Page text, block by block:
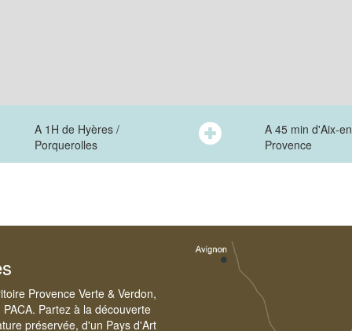
A 1H de Hyères /
Porquerolles
A 45 min d'Aix-en
Provence
Provence Verte & Verdon,
Partez à la découverte
préservée, d'un Pays d'Art